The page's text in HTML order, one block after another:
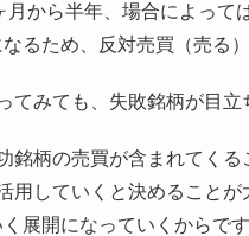
から半年、場合によって
るため、反対売買（売る
みても、失敗銘柄が目立
銘柄の売買が含まれてく
用していくと決めること
展開になっていくからです